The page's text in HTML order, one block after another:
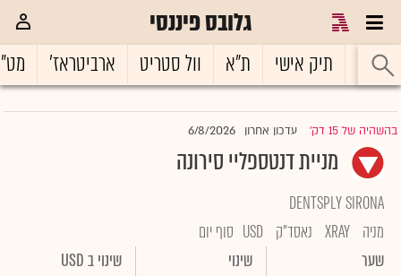
גלובס פיננסי
ראשי תיק אישי ת"א וול סטריט ארביטראז'
בהשהיה של 15 דק' |עדכון אחרון 6/8/2026
מניית דנטספליי סירונה
DENTSPLY SIRONA
מניה XRAY נאסד"ק USD סוף יום
שער
שינוי שינוי ב USD